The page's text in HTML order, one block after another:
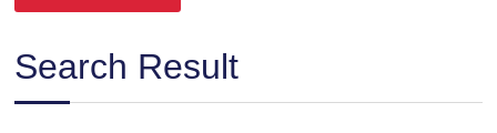
Search Result